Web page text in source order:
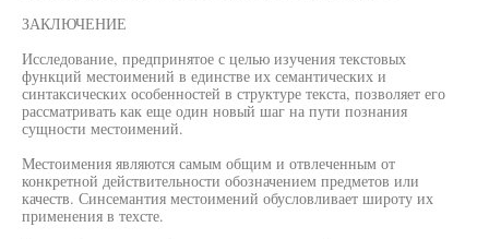
ЗАКЛЮЧЕНИЕ
Исследование, предпринятое с целью изучения текстовых
функций местоимений в единстве их семантических и
синтаксических особенностей в структуре текста, позволяет его
рассматривать как еще один новый шаг на пути познания
сущности местоимений.
Местоимения являются самым общим и отвлеченным от
конкретной действительности обозначением предметов или
качеств. Синсемантия местоимений обусловливает широту их
применения в техсте.